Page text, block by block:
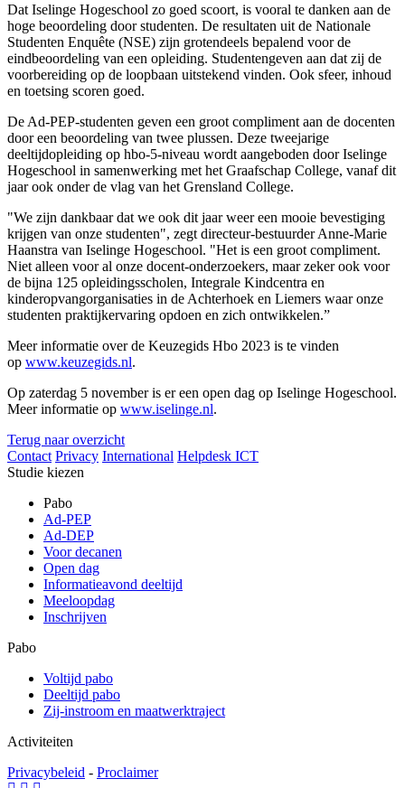
Dat Iselinge Hogeschool zo goed scoort, is vooral te danken aan de
hoge beoordeling door studenten. De resultaten uit de Nationale
Studenten Enquête (NSE) zijn grotendeels bepalend voor de
eindbeoordeling van een opleiding. Studentengeven aan dat zij de
voorbereiding op de loopbaan uitstekend vinden. Ook sfeer, inhoud
en toetsing scoren goed.
De Ad-PEP-studenten geven een groot compliment aan de docenten
door een beoordeling van twee plussen. Deze tweejarige
deeltijdopleiding op hbo-5-niveau wordt aangeboden door Iselinge
Hogeschool in samenwerking met het Graafschap College, vanaf dit
jaar ook onder de vlag van het Grensland College.
"We zijn dankbaar dat we ook dit jaar weer een mooie bevestiging
krijgen van onze studenten", zegt directeur-bestuurder Anne-Marie
Haanstra van Iselinge Hogeschool. "Het is een groot compliment.
Niet alleen voor al onze docent-onderzoekers, maar zeker ook voor
de bijna 125 opleidingsscholen, Integrale Kindcentra en
kinderopvangorganisaties in de Achterhoek en Liemers waar onze
studenten praktijkervaring opdoen en zich ontwikkelen.”
Meer informatie over de Keuzegids Hbo 2023 is te vinden
op www.keuzegids.nl.
Op zaterdag 5 november is er een open dag op Iselinge Hogeschool.
Meer informatie op www.iselinge.nl.
Terug naar overzicht
Contact Privacy International Helpdesk ICT
Studie kiezen
Pabo
Ad-PEP
Ad-DEP
Voor decanen
Open dag
Informatieavond deeltijd
Meeloopdag
Inschrijven
Pabo
Voltijd pabo
Deeltijd pabo
Zij-instroom en maatwerktraject
Activiteiten
Privacybeleid - Proclaimer